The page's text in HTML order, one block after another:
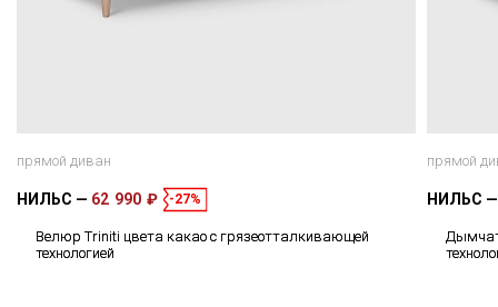
прямой диван
НИЛЬС 62 990 ₽ -27%
Велюр Triniti цвета какао с грязеотталкивающей
технологией
прямой
НИЛЬС